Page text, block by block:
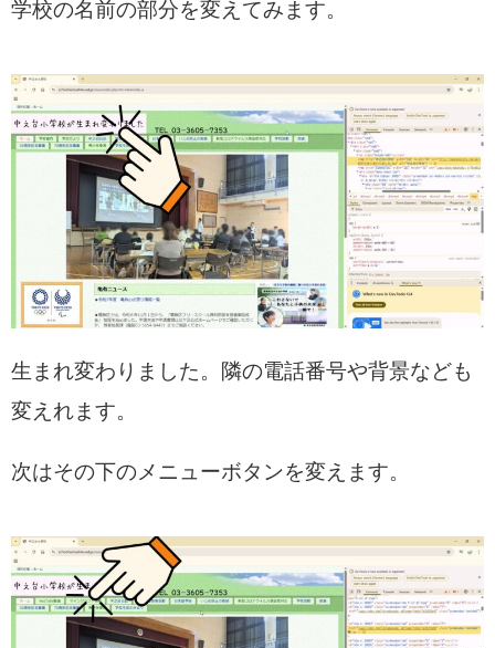
学校の名前の部分を変えてみます。
生まれ変わりました。隣の電話番号や背景なども
変えれます。
次はその下のメニューボタンを変えます。